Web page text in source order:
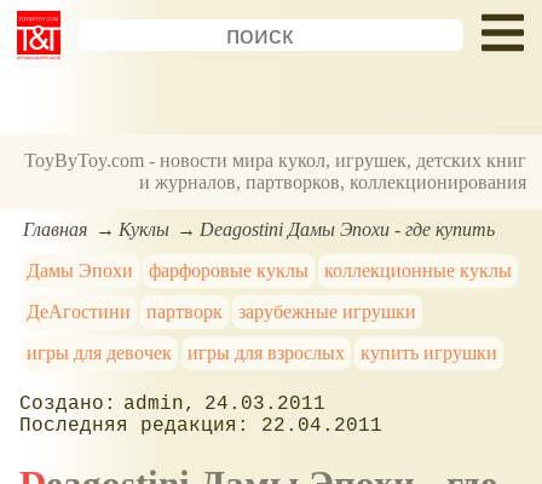
ToyByToy.com - новости мира кукол, игрушек, детских книг
и журналов, партворков, коллекционирования
Главная Куклы
Deagostini Дамы Эпохи - где купить
Дамы Эпохи
фарфоровые куклы
коллекционные куклы
ДеАгостини
партворк
зарубежные игрушки
игры для девочек
игры для взрослых купить игрушки
admin
24.03.2011
22.04.2011